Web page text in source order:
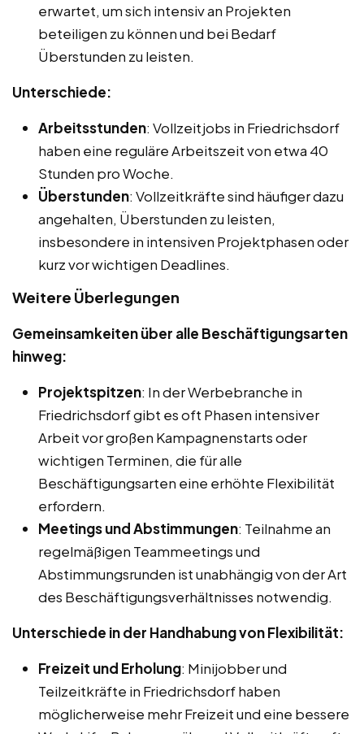
erwartet, um sich intensiv an Projekten
beteiligen zu können und bei Bedarf
Überstunden zu leisten.
Unterschiede:
Arbeitsstunden: Vollzeitjobs in Friedrichsdorf
haben eine reguläre Arbeitszeit von etwa 40
Stunden pro Woche.
Überstunden: Vollzeitkräfte sind häufiger dazu
angehalten, Überstunden zu leisten,
insbesondere in intensiven Projektphasen oder
kurz vor wichtigen Deadlines.
Weitere Überlegungen
Gemeinsamkeiten über alle Beschäftigungsarten
hinweg:
Projektspitzen: In der Werbebranche in
Friedrichsdorf gibt es oft Phasen intensiver
Arbeit vor großen Kampagnenstarts oder
wichtigen Terminen, die für alle
Beschäftigungsarten eine erhöhte Flexibilität
erfordern.
Meetings und Abstimmungen: Teilnahme an
regelmäßigen Teammeetings und
Abstimmungsrunden ist unabhängig von der Art
des Beschäftigungsverhältnisses notwendig.
Unterschiede in der Handhabung von Flexibilität:
Freizeit und Erholung: Minijobber und
Teilzeitkräfte in Friedrichsdorf haben
möglicherweise mehr Freizeit und eine bessere